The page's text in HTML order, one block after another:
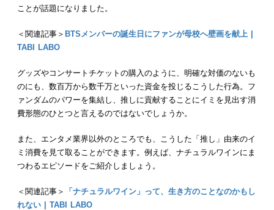
ことが話題になりました。
＜関連記事＞ BTSメンバーの誕生日にファンが母校へ壁画を献上 |
TABI LABO
グッズやコンサートチケットの購入のように、明確な対価のないも
のにも、数百万から数千万といった資金を投じるこうした行為。フ
ァンダムのパワーを集結し、推しに貢献することにイミを見出す消
費形態のひとつと言えるのではないでしょうか。
また、エンタメ業界以外のところでも、こうした「推し」由来のイ
ミ消費を見て取ることができます。例えば、ナチュラルワインにま
つわるエピソードをご紹介しましょう。
＜関連記事＞
「ナチュラルワイン」って、生き方のことなのかもし
れない | TABI LABO